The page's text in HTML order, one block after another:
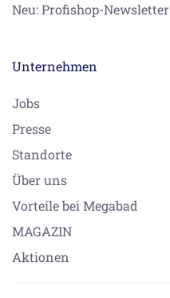
Neu: Profishop-Newsletter
Unternehmen
Jobs
Presse
Standorte
Über uns
Vorteile bei Megabad
MAGAZIN
Aktionen